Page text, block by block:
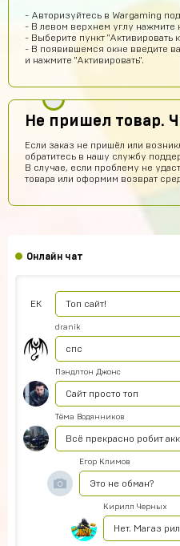
- Авторизуйтесь в Wargaming
- В левом верхнем углу нажмите
- Выберите пункт "Активировать
- В появившемся окне введите
и нажмите "Активировать".
Не пришел товар.
Если заказ не пришёл или
обратитесь в нашу службу
В случае, если проблему не
товара или оформим возврат
Онлайн чат
Это рили рили
Даниил Анисимов
Сябки😘 аккаунт
Пацаны сайт рили
вел в гугл плей и все
ой *работает*
ЕК Топ сайт!
dranik
спс
Пэндлтон Джонс
Сайт просто топ
Тёма Водянников
Всё прекрасно робит
Егор Климов
Это не обман?
Кирилл Черных
Нет. Магаз